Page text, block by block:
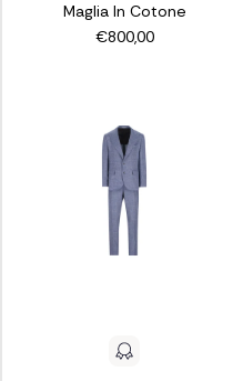
Maglia In Cotone
€800,00